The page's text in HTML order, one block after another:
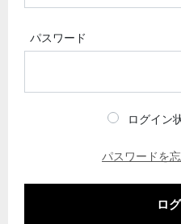
パスワード
ログイン
パスワードを
ロ